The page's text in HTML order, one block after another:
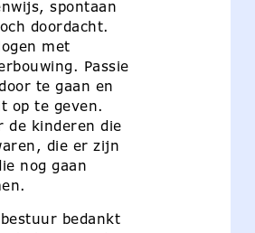
spontaan
doordacht.
met
Passie
te gaan en
op te geven.
de kinderen die
die er zijn
nog gaan
bedankt